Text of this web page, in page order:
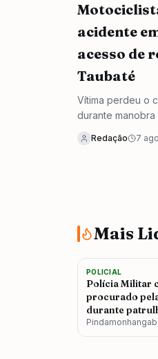
acidente
acesso de
Taubaté
Vítima perdeu o
durante manobra
aos ferimentos;
acionada para
Redação 7
Mais
1
POLICIAL
Polícia Militar
procurado
durante